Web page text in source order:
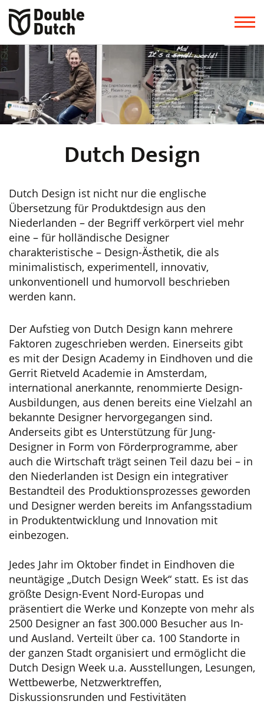
Dutch Design
Dutch Design ist nicht nur die englische
Übersetzung für Produktdesign aus den
Niederlanden – der Begriff verkörpert viel mehr
eine – für holländische Designer
charakteristische – Design-Ästhetik, die als
minimalistisch, experimentell, innovativ,
unkonventionell und humorvoll beschrieben
werden kann.
Der Aufstieg von Dutch Design kann mehrere
Faktoren zugeschrieben werden. Einerseits gibt
es mit der Design Academy in Eindhoven und die
Gerrit Rietveld Academie in Amsterdam,
international anerkannte, renommierte Design-
Ausbildungen, aus denen bereits eine Vielzahl an
bekannte Designer hervorgegangen sind.
Anderseits gibt es Unterstützung für Jung-
Designer in Form von Förderprogramme, aber
auch die Wirtschaft trägt seinen Teil dazu bei – in
den Niederlanden ist Design ein integrativer
Bestandteil des Produktionsprozesses geworden
und Designer werden bereits im Anfangsstadium
in Produktentwicklung und Innovation mit
einbezogen.
Jedes Jahr im Oktober findet in Eindhoven die
neuntägige „Dutch Design Week“ statt. Es ist das
größte Design-Event Nord-Europas und
präsentiert die Werke und Konzepte von mehr als
2500 Designer an fast 300.000 Besucher aus In-
und Ausland. Verteilt über ca. 100 Standorte in
der ganzen Stadt organisiert und ermöglicht die
Dutch Design Week u.a. Ausstellungen, Lesungen,
Wettbewerbe, Netzwerktreffen,
Diskussionsrunden und Festivitäten